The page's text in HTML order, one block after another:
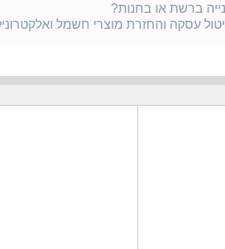
ברשת או בחנות?
עסקה והחזרת מוצרי חשמל